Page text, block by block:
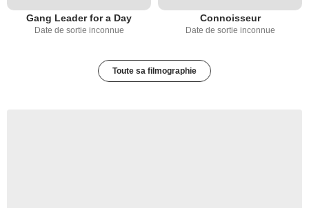
Gang Leader for a Day
Date de sortie inconnue
Connoisseur
Date de sortie inconnue
Toute sa filmographie